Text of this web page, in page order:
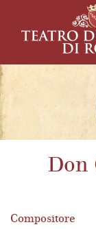
Don
Compositore